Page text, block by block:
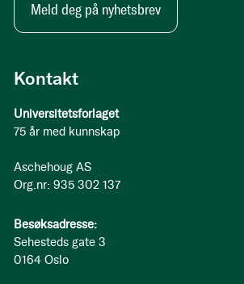
Kontakt
Universitetsforlaget
75 år med kunnskap
Aschehoug AS
Org.nr: 935 302 137
Besøksadresse:
Sehesteds gate 3
0164 Oslo
Meld deg på nyhetsbrev